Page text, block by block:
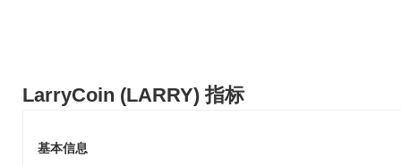
LarryCoin (LARRY) 指标
基本信息
是什么让LarryCoin与众不同？
高效。这种设计允许更快和更高效的交易，使其适合高交易量的应